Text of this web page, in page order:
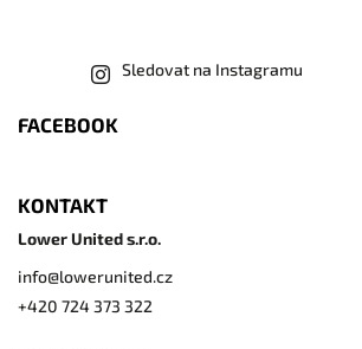
Sledovat na Instagramu
FACEBOOK
KONTAKT
Lower United s.r.o.
info@lowerunited.cz
+420 724 373 322